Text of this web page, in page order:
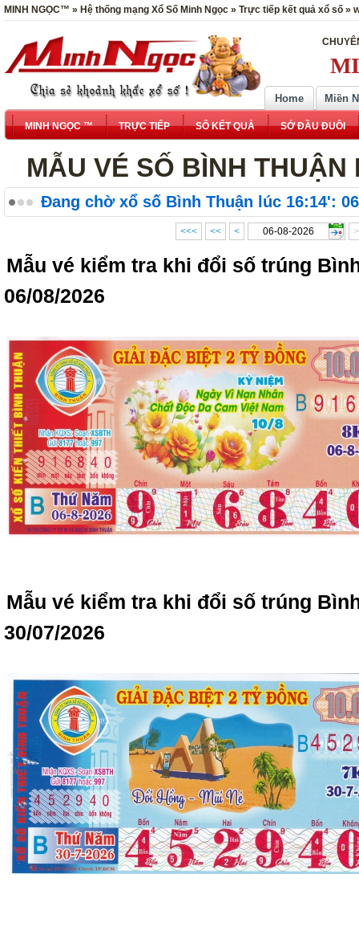
MINH NGỌC™ » Hệ thống mạng Xổ Số Minh Ngọc » Trực tiếp kết quả xổ số »
Home Miền
MINH NGỌC ™ TRỰC TIẾP SỔ KẾT QUẢ SỚ ĐẦU ĐUÔI
MẪU VÉ SỐ BÌNH THUẬN
Đang chờ xổ số Bình Thuận lúc 16:14':
<<< << < >
Mẫu vé kiểm tra khi đổi số trúng
06/08/2026
Mẫu vé kiểm tra khi đổi số trúng
30/07/2026